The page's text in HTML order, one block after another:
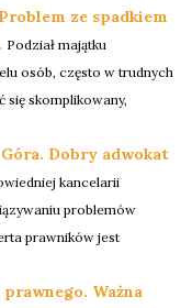
ze spadkiem
Podział majątku
osób, często w trudnych
się skomplikowany,
Dobry adwokat
kancelarii
problemów
prawników jest
Ważna